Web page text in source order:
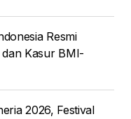
Resmi
Kasur BMI-
2026, Festival